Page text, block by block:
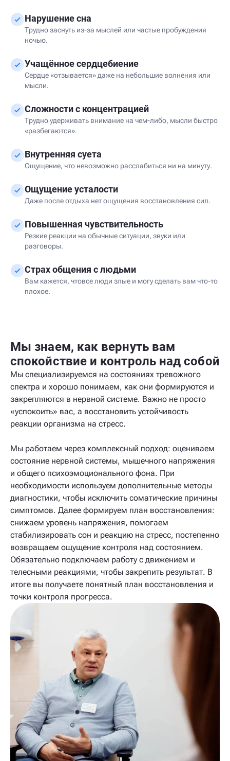
Нарушение сна
Трудно заснуть из-за мыслей или частые пробуждения
ночью.
Учащённое сердцебиение
Сердце «отзывается» даже на небольшие волнения или
мысли.
Сложности с концентрацией
Трудно удерживать внимание на чем-либо, мысли быстро
«разбегаются».
Внутренняя суета
Ощущение, что невозможно расслабиться ни на минуту.
Ощущение усталости
Даже после отдыха нет ощущения восстановления сил.
Повышенная чувствительность
Резкие реакции на обычные ситуации, звуки или
разговоры.
Страх общения с людьми
Вам кажется, чтовсе люди злые и могу сделать вам что-то
плохое.
Мы знаем, как вернуть вам
спокойствие и контроль над собой
Мы специализируемся на состояниях тревожного
спектра и хорошо понимаем, как они формируются и
закрепляются в нервной системе. Важно не просто
«успокоить» вас, а восстановить устойчивость
реакции организма на стресс.
Мы работаем через комплексный подход: оцениваем
состояние нервной системы, мышечного напряжения
и общего психоэмоционального фона. При
необходимости используем дополнительные методы
диагностики, чтобы исключить соматические причины
симптомов. Далее формируем план восстановления:
снижаем уровень напряжения, помогаем
стабилизировать сон и реакцию на стресс, постепенно
возвращаем ощущение контроля над состоянием.
Обязательно подключаем работу с движением и
телесными реакциями, чтобы закрепить результат. В
итоге вы получаете понятный план восстановления и
точки контроля прогресса.